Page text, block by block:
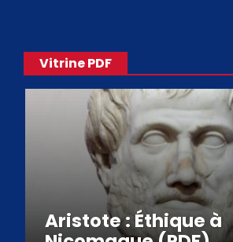
Vitrine PDF
Aristote : Éthique à